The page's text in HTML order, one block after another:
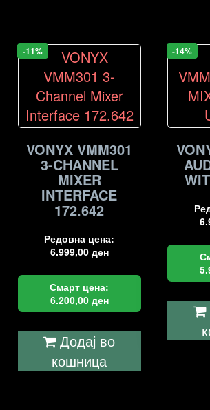
-11%
VONYX VMM301
3-CHANNEL
MIXER
INTERFACE
172.642
Редовна цена:
6.999,00 ден
Смарт цена:
6.200,00 ден
Додај во
кошница
-14%